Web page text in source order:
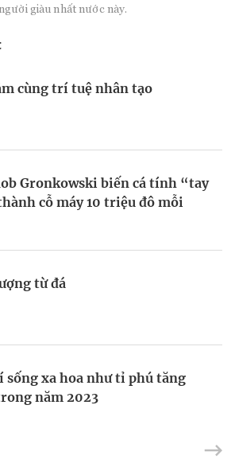
giàu nhất nước này.
cùng trí tuệ nhân tạo
Gronkowski biến cá tính “tay
cỗ máy 10 triệu đô mỗi
từ đá
sống xa hoa như tỉ phú tăng
năm 2023
lập 25 tuổi và tham vọng lật
khoản vay
tận dụng, AI sẽ giúp điều hành
tốt hơn
nghiệp Việt trên bản đồ
toàn cầu
bất ổn và bảo vệ sức khỏe
| Brand Contributor
hàng đầu cho chất riêng
liên vùng: Đòn bẩy chiến lược
Ambani sắp chuyển giao quyền
Reliance Industries cho các